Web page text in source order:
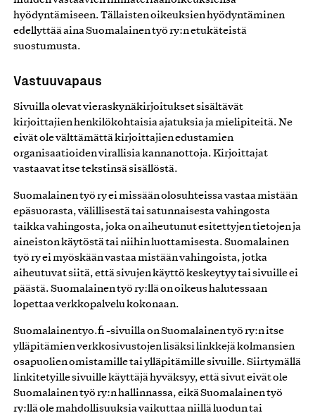
hyödyntämiseen. Tällaisten oikeuksien hyödyntäminen
edellyttää aina Suomalainen työ ry:n etukäteistä
suostumusta.
Vastuuvapaus
Sivuilla olevat vieraskynäkirjoitukset sisältävät
kirjoittajien henkilökohtaisia ajatuksia ja mielipiteitä. Ne
eivät ole välttämättä kirjoittajien edustamien
organisaatioiden virallisia kannanottoja. Kirjoittajat
vastaavat itse tekstinsä sisällöstä.
Suomalainen työ ry ei missään olosuhteissa vastaa mistään
epäsuorasta, välillisestä tai satunnaisesta vahingosta
taikka vahingosta, joka on aiheutunut esitettyjen tietojen ja
aineiston käytöstä tai niihin luottamisesta. Suomalainen
työ ry ei myöskään vastaa mistään vahingoista, jotka
aiheutuvat siitä, että sivujen käyttö keskeytyy tai sivuille ei
päästä. Suomalainen työ ry:llä on oikeus halutessaan
lopettaa verkkopalvelu kokonaan.
Suomalainentyo.fi -sivuilla on Suomalainen työ ry:n itse
ylläpitämien verkkosivustojen lisäksi linkkejä kolmansien
osapuolien omistamille tai ylläpitämille sivuille. Siirtymällä
linkitetyille sivuille käyttäjä hyväksyy, että sivut eivät ole
Suomalainen työ ry:n hallinnassa, eikä Suomalainen työ
ry:llä ole mahdollisuuksia vaikuttaa niillä luodun tai